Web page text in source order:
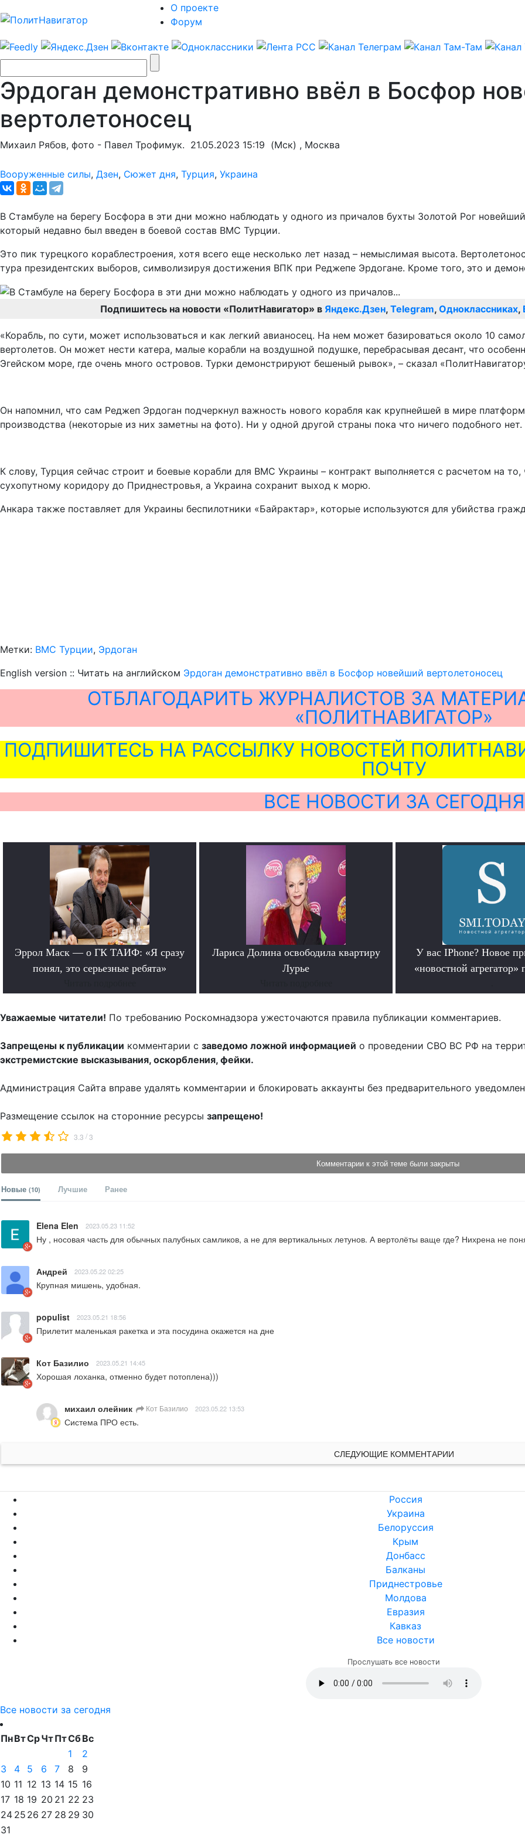
О проекте
Форум
Эрдоган демонстративно ввёл в Босфор
вертолетоносец
Михаил Рябов, фото - Павел Трофимук. 21.05.2023 15:19 (Мск) , Москва
Вооруженные силы, Дзен, Сюжет дня, Турция, Украина
В Стамбуле на берегу Босфора в эти дни можно наблюдать у одного из причалов бухты Золотой Рог
который недавно был введен в боевой состав ВМС Турции.
Это пик турецкого кораблестроения, хотя всего еще несколько лет назад – немыслимая высота.
тура президентских выборов, символизируя достижения ВПК при Реджепе Эрдогане. Кроме того, это и
Подпишитесь на новости «ПолитНавигатор» в Яндекс.Дзен, Telegram, Одноклассниках,
«Корабль, по сути, может использоваться и как легкий авианосец. На нем может базироваться около 10
вертолетов. Он может нести катера, малые корабли на воздушной подушке, перебрасывая десант, что
Эгейском море, где очень много островов. Турки демонстрируют бешеный рывок», – сказал
Он напомнил, что сам Реджеп Эрдоган подчеркнул важность нового корабля как крупнейшей в мире
производства (некоторые из них заметны на фото). Ни у одной другой страны пока что ничего подобного нет.
К слову, Турция сейчас строит и боевые корабли для ВМС Украины – контракт выполняется с расчетом на
сухопутному коридору до Приднестровья, а Украина сохранит выход к морю.
Анкара также поставляет для Украины беспилотники «Байрактар», которые используются для убийства
Метки: ВМС Турции, Эрдоган
English version :: Читать на английском Эрдоган демонстративно ввёл в Босфор новейший вертолетоносец
ОТБЛАГОДАРИТЬ ЖУРНАЛИСТОВ ЗА
«ПОЛИТНАВИГАТОР»
ПОДПИШИТЕСЬ НА РАССЫЛКУ НОВОСТЕЙ
ПОЧТУ
ВСЕ НОВОСТИ ЗА СЕГОДНЯ
Эррол Маск — о ГК ТАИФ: «Я сразу
понял, это серьезные ребята»
Лариса Долина освободила квартиру
Лурье
У вас IPhone? Новое
«новостной агрегатор»
Уважаемые читатели! По требованию Роскомнадзора ужесточаются правила публикации комментариев.
Запрещены к публикации комментарии с заведомо ложной информацией о проведении СВО ВС РФ на
экстремистские высказывания, оскорбления, фейки.
Администрация Сайта вправе удалять комментарии и блокировать аккаунты без предварительного
Размещение ссылок на сторонние ресурсы запрещено!
3.3 /3
Комментарии к этой теме были закрыты
Новые (10) Лучшие Ранее
Elena Elen 2023.05.23 11:52
Ну , носовая часть для обычных палубных самликов, а не для вертикальных летунов. А вертолёты ваще где? Нихрена не
Андрей 2023.05.22 02:25
Крупная мишень, удобная.
populist 2023.05.21 18:56
Прилетит маленькая ракетка и эта посудина окажется на дне
Кот Базилио 2023.05.21 14:45
Хорошая лоханка, отменно будет потоплена)))
михаил олейник Кот Базилио 2023.05.22 13:53
Система ПРО есть.
СЛЕДУЮЩИЕ КОММЕНТАРИИ
Россия
Украина
Белоруссия
Крым
Донбасс
Балканы
Приднестровье
Молдова
Евразия
Кавказ
Все новости
Прослушать все новости
Все новости за сегодня
ПнВтСрЧтПтСбВс
1
2
3
4 5 6 7 8
9
10 11 12 13 14 15 16
17 18 19 20 21 22 23
24 25 26 27 28 29 30
31